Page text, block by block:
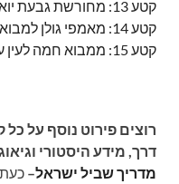
קטע 13: מחורשת גבעת יואב לאמפי גולן
קטע 14: מאמפי גולן למבוא חמה
קטע 15: ממבוא חמה לעין עקוב (עין תאופיק)
רוצים פירוט נוסף על
דרך, מידע היסטורי
מדריך שביל ישראל–